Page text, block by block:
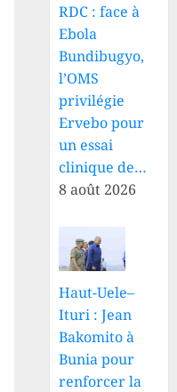
RDC : face à
Ebola
Bundibugyo,
l’OMS
privilégie
Ervebo pour
un essai
clinique de…
8 août 2026
Haut-Uele–
Ituri : Jean
Bakomito à
Bunia pour
renforcer la